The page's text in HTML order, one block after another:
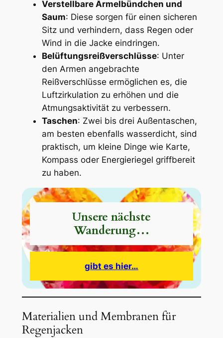
Verstellbare Ärmelbündchen und
Saum: Diese sorgen für einen sicheren
Sitz und verhindern, dass Regen oder
Wind in die Jacke eindringen.
Belüftungsreißverschlüsse: Unter
den Armen angebrachte
Reißverschlüsse ermöglichen es, die
Luftzirkulation zu erhöhen und die
Atmungsaktivität zu verbessern.
Taschen: Zwei bis drei Außentaschen,
am besten ebenfalls wasserdicht, sind
praktisch, um kleine Dinge wie Karte,
Kompass oder Energieriegel griffbereit
zu haben.
Unsere nächste
Wanderung…
gibt es hier…
Materialien und Membranen für
Regenjacken